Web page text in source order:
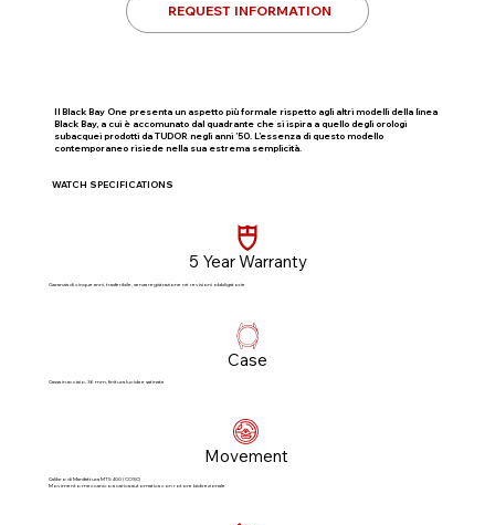
REQUEST INFORMATION
Il Black Bay One presenta un aspetto più formale rispetto agli altri modelli della linea
Black Bay, a cui è accomunato dal quadrante che si ispira a quello degli orologi
subacquei prodotti da TUDOR negli anni ’50. L’essenza di questo modello
contemporaneo risiede nella sua estrema semplicità.
WATCH SPECIFICATIONS
5 Year Warranty
Garanzia di cinque anni, trasferibile, senza registrazione né revisioni obbligatorie​
Case
Cassa in acciaio, 36 mm, finitura lucida e satinata
Movement
Calibro di Manifattura MT5400 (COSC)
Movimento meccanico a carica automatica con rotore bidirezionale